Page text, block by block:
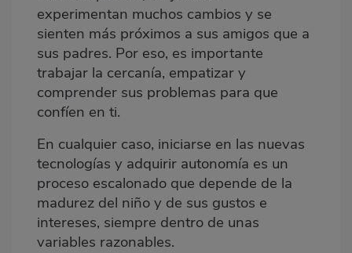
experimentan muchos cambios y se
sienten más próximos a sus amigos que a
sus padres. Por eso, es importante
trabajar la cercanía, empatizar y
comprender sus problemas para que
confíen en ti.
En cualquier caso, iniciarse en las nuevas
tecnologías y adquirir autonomía es un
proceso escalonado que depende de la
madurez del niño y de sus gustos e
intereses, siempre dentro de unas
variables razonables.